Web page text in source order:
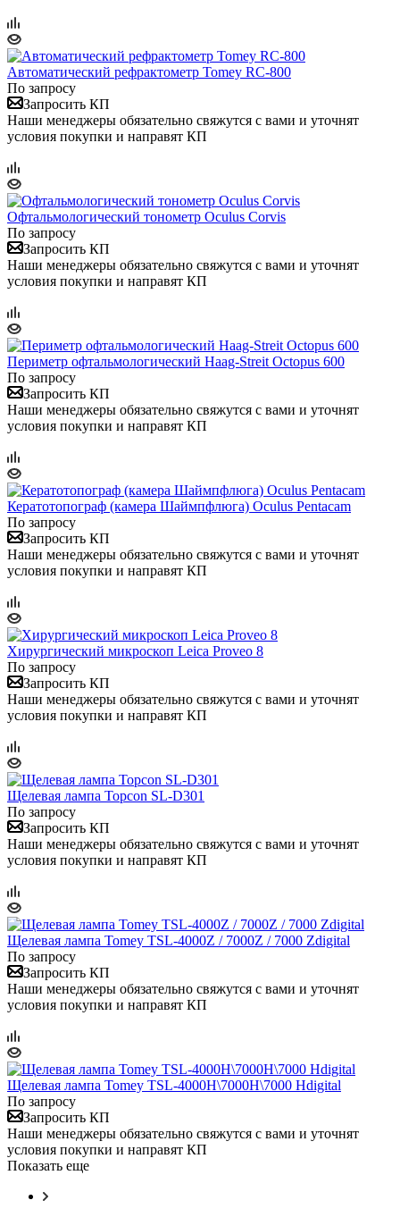
Автоматический рефрактометр Tomey RC-800
По запросу
Запросить КП
Наши менеджеры обязательно свяжутся с вами и уточнят
условия покупки и направят КП
Офтальмологический тонометр Oculus Corvis
По запросу
Запросить КП
Наши менеджеры обязательно свяжутся с вами и уточнят
условия покупки и направят КП
Периметр офтальмологический Haag-Streit Octopus 600
По запросу
Запросить КП
Наши менеджеры обязательно свяжутся с вами и уточнят
условия покупки и направят КП
Кератотопограф (камера Шаймпфлюга) Oculus Pentacam
По запросу
Запросить КП
Наши менеджеры обязательно свяжутся с вами и уточнят
условия покупки и направят КП
Хирургический микроскоп Leica Proveo 8
По запросу
Запросить КП
Наши менеджеры обязательно свяжутся с вами и уточнят
условия покупки и направят КП
Щелевая лампа Topcon SL-D301
По запросу
Запросить КП
Наши менеджеры обязательно свяжутся с вами и уточнят
условия покупки и направят КП
Щелевая лампа Tomey TSL-4000Z / 7000Z / 7000 Zdigital
По запросу
Запросить КП
Наши менеджеры обязательно свяжутся с вами и уточнят
условия покупки и направят КП
Щелевая лампа Tomey TSL-4000H\7000H\7000 Hdigital
По запросу
Запросить КП
Наши менеджеры обязательно свяжутся с вами и уточнят
условия покупки и направят КП
Показать еще